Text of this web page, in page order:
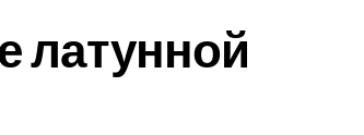
латунной